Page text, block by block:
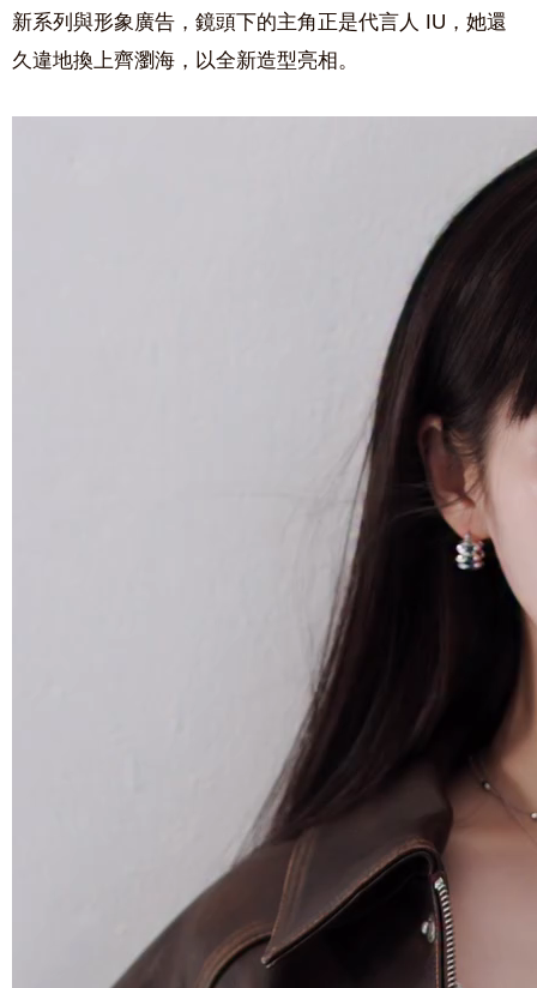
新系列與形象廣告，鏡頭下的主角正是代言人 IU，她還
久違地換上齊瀏海，以全新造型亮相。